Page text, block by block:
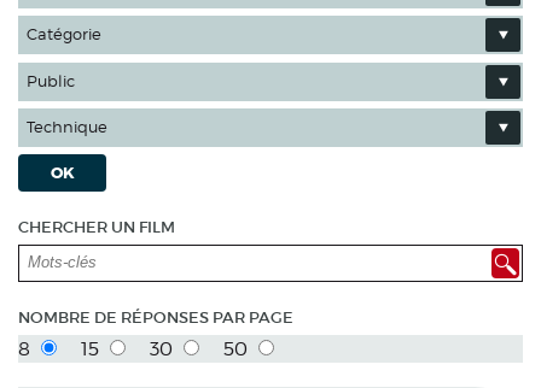
Catégorie
Public
Technique
OK
CHERCHER UN FILM
NOMBRE DE RÉPONSES PAR PAGE
8 15 30 50